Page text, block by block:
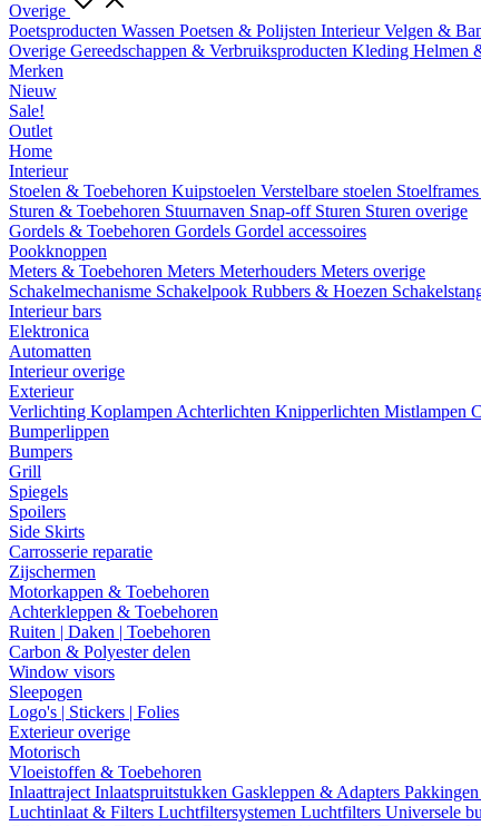
Overige
Poetsproducten Wassen Poetsen & Polijsten InterieurVelgen &
Overige Gereedschappen & Verbruiksproducten Kleding Helmen
Merken
Nieuw
Sale!
Outlet
Home
Interieur
Stoelen & Toebehoren Kuipstoelen Verstelbare stoelen Stoelframes
Sturen & Toebehoren Stuurnaven Snap-off Sturen Sturen overige
Gordels & Toebehoren Gordels Gordel accessoires
Pookknoppen
Meters & Toebehoren Meters Meterhouders Meters overige
Schakelmechanisme Schakelpook Rubbers & Hoezen
Interieur bars
Elektronica
Automatten
Interieur overige
Exterieur
Verlichting Koplampen Achterlichten Knipperlichten Mistlampen
Bumperlippen
Bumpers
Grill
Spiegels
Spoilers
Side Skirts
Carrosserie reparatie
Zijschermen
Motorkappen & Toebehoren
Achterkleppen & Toebehoren
Ruiten | Daken | Toebehoren
Carbon & Polyester delen
Window visors
Sleepogen
Logo's | Stickers | Folies
Exterieur overige
Motorisch
Vloeistoffen & Toebehoren
Inlaattraject Inlaatspruitstukken Gaskleppen & Adapters
Luchtinlaat & Filters Luchtfiltersystemen Luchtfilters Universele